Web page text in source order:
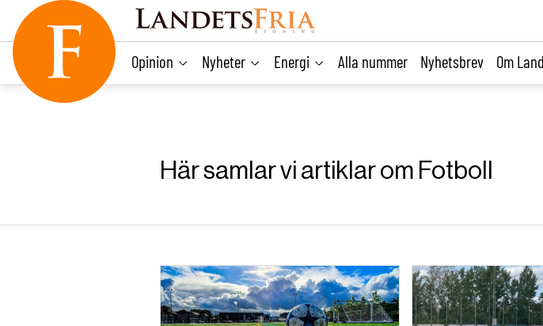
content
Opinion Nyheter Energi Alla nummer Nyhetsbrev Om
Här samlar vi artiklar om Fotboll